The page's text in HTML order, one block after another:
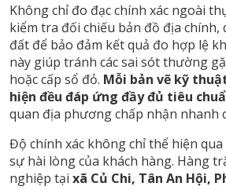
Không chỉ đo đạc chính xác ngoài
kiểm tra đối chiếu bản đồ địa chính,
đất để bảo đảm kết quả đo hợp lệ
này giúp tránh các sai sót thường
hoặc cấp sổ đỏ. Mỗi bản vẽ kỹ
hiện đều đáp ứng đầy đủ tiêu
quan địa phương chấp nhận nhanh
Độ chính xác không chỉ thể hiện qua
sự hài lòng của khách hàng. Hàng
nghiệp tại xã Củ Chi, Tân An Hội,